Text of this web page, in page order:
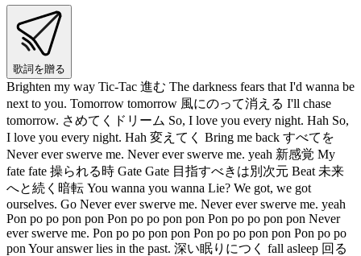
歌詞を贈る
Brighten my way Tic-Tac 進む The darkness fears that I'd wanna be
next to you. Tomorrow tomorrow 風にのって消える I'll chase
tomorrow. さめてくドリーム So, I love you every night. Hah So,
I love you every night. Hah 変えてく Bring me back すべてを
Never ever swerve me. Never ever swerve me. yeah 新感覚 My
fate fate 操られる時 Gate Gate 目指すべきは別次元 Beat 未来
へと続く暗転 You wanna you wanna Lie? We got, we got
ourselves. Go Never ever swerve me. Never ever swerve me. yeah
Pon po po pon pon Pon po po pon pon Pon po po pon pon Never
ever swerve me. Pon po po pon pon Pon po po pon pon Pon po po
pon Your answer lies in the past. 深い眠りにつく fall asleep 回る